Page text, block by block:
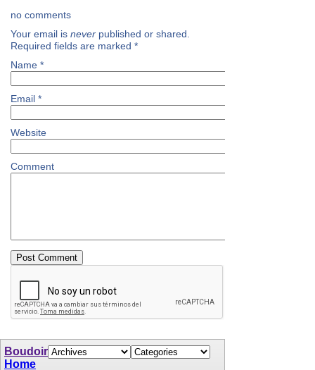
no comments
Your email is never published or shared.
Required fields are marked *
Name *
Email *
Website
Comment
Boudoir
Home